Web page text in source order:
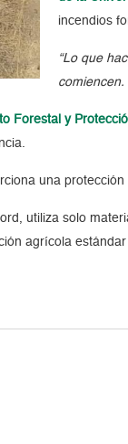
incendios
“Lo que
Forestal y
una
utiliza solo
agrícola estándar